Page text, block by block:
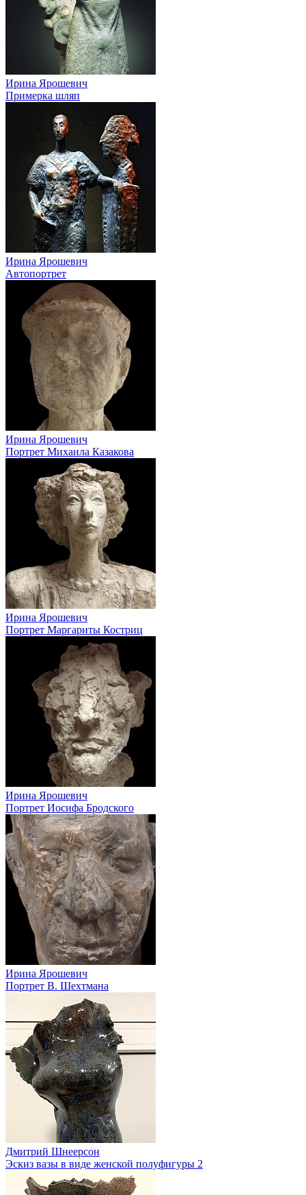
Ирина Ярошевич
Примерка шляп
Ирина Ярошевич
Автопортрет
Ирина Ярошевич
Портрет Михаила Казакова
Ирина Ярошевич
Портрет Маргариты Костриц
Ирина Ярошевич
Портрет Иосифа Бродского
Ирина Ярошевич
Портрет В. Шехтмана
Дмитрий Шнеерсон
Эскиз вазы в виде женской полуфигуры 2